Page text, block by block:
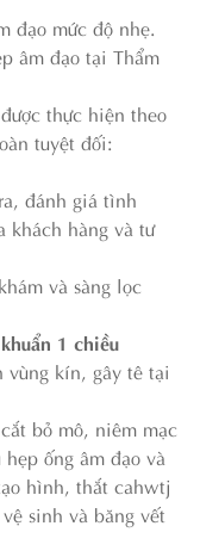
đạo mức độ nhẹ.
âm đạo tại Thẩm
thực hiện theo
tuyệt đối:
đánh giá tình
khách hàng và tư
và sàng lọc
1 chiều
vùng kín, gây tê tại
bỏ mô, niêm mạc
ống âm đạo và
hình, thắt cahwtj
sinh và băng vết